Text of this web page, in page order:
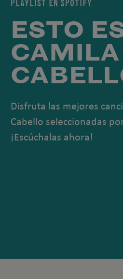
PLAYLIST EN SPOTIFY
ESTO
CAMILA
Disfruta las mejores
Cabello seleccionadas
¡Escúchalas ahora!